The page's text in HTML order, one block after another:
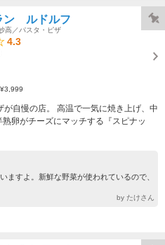
ン ルドルフ
高／パスタ・ピザ
4.3
自慢の店。 高温で一気に焼き上げ、中
卵がチーズにマッチする『スピナッ
ますよ。新鮮な野菜が使われているので、
by たけさん